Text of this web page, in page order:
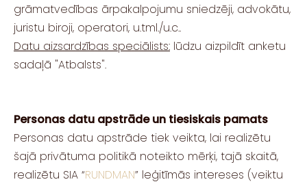
grāmatvedības ārpakalpojumu sniedzēji, advokātu,
juristu biroji, operatori, u.tml./u.c..
Datu aizsardzības speciālists: lūdzu aizpildīt anketu
sadaļā "Atbalsts".
Personas datu apstrāde un tiesiskais pamats
Personas datu apstrāde tiek veikta, lai realizētu
šajā privātuma politikā noteikto mērķi, tajā skaitā,
realizētu SIA “RUNDMAN” leģitīmās intereses (veiktu